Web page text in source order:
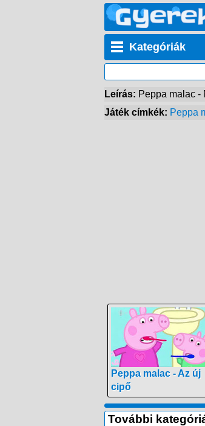
Kategóriák
Leírás: Peppa malac -
Játék címkék: Peppa
Peppa malac - Az új
cipő
További